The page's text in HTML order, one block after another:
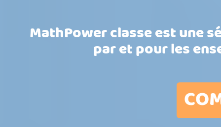
MathPower classe est une
par et pour les